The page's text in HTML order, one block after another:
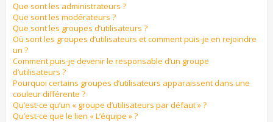
Que sont les administrateurs ?
Que sont les modérateurs ?
Que sont les groupes d’utilisateurs ?
Où sont les groupes d’utilisateurs et comment puis-je en rejoindre
un ?
Comment puis-je devenir le responsable d’un groupe
d’utilisateurs ?
Pourquoi certains groupes d’utilisateurs apparaissent dans une
couleur différente ?
Qu’est-ce qu’un « groupe d’utilisateurs par défaut » ?
Qu’est-ce que le lien « L’équipe » ?